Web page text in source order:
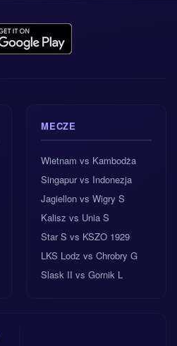
MECZE
Wietnam vs Kambodża
Singapur vs Indonezja
Jagiellon vs Wigry S
Kalisz vs Unia S
Star S vs KSZO 1929
LKS Lodz vs Chrobry G
Slask II vs Gornik L